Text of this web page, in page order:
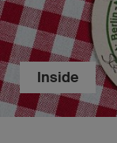
Inside